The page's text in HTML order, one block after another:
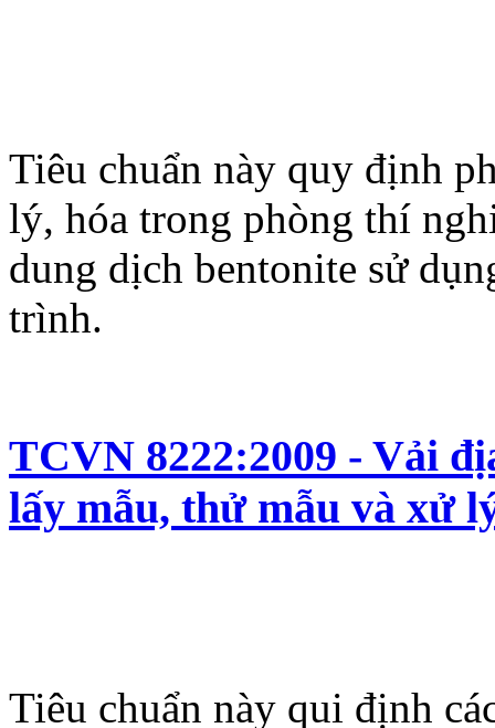
Tiêu chuẩn này quy định
lý, hóa trong phòng thí
dung dịch bentonite sử
trình.
TCVN 8222:2009 - Vải
lấy mẫu, thử mẫu và xử
Tiêu chuẩn này qui định